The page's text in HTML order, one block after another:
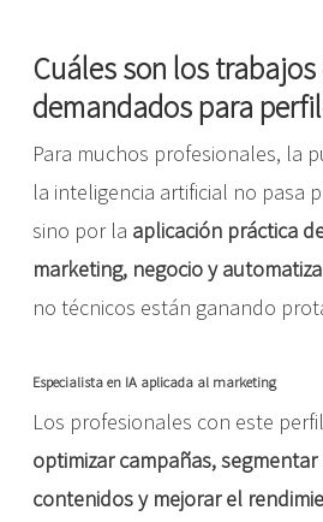
Cuáles son los trabajos
demandados para
Para muchos profesionales, la
la inteligencia artificial no pasa
sino por la aplicación práctica
marketing, negocio y
no técnicos están ganando
Especialista en IA aplicada al marketing
Los profesionales con este
optimizar campañas,
contenidos y mejorar el